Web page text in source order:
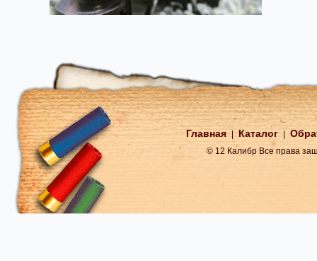
Главная Каталог
© 12 Калибр Все права